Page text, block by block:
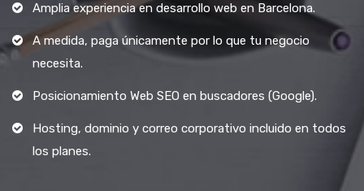
Amplia experiencia en desarrollo web en Barcelona.
A medida, paga únicamente por lo que tu negocio
necesita.
Posicionamiento Web SEO en buscadores (Google).
Hosting, dominio y correo corporativo incluido en todos
los planes.